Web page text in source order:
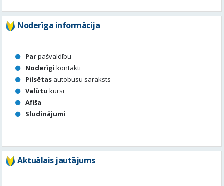
Noderīga informācija
Parpašvaldību
Noderīgi kontakti
Pilsētas autobusu saraksts
Valūtu kursi
Afiša
Sludinājumi
Aktuālais jautājums